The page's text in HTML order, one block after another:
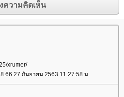
xrumer/
27 กันยายน 2563 11:27:58 น.